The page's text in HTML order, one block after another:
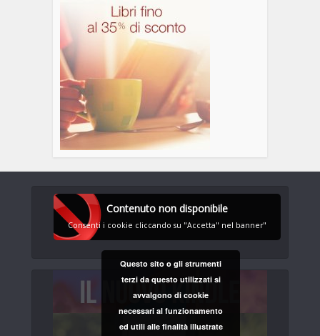
Contenuto non disponibile
Consenti i cookie cliccando su "Accetta" nel banner"
Questo sito o gli strumenti
terzi da questo utilizzati si
avvalgono di cookie
necessari al funzionamento
ed utili alle finalità illustrate